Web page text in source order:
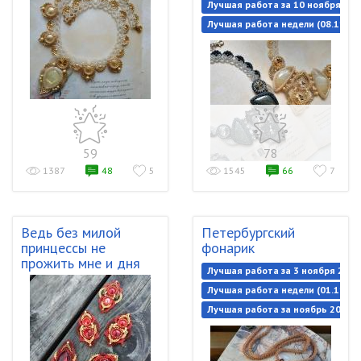
59
1387 48 5
Лучшая работа за 10 ноября
Лучшая работа недели
78
1545 66 7
Ведь без милой
принцессы не
прожить мне и дня
Петербургский
фонарик
Лучшая работа за 3 ноября 2021
Лучшая работа недели
Лучшая работа за ноябрь 2021